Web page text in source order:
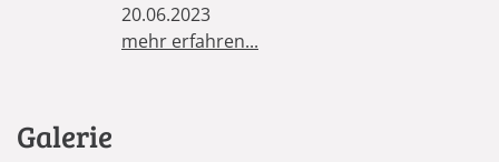
Säule in St. Florian
20.06.2023
mehr erfahren...
Galerie